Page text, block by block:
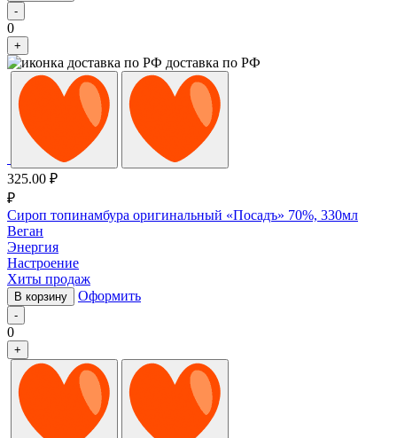
-
0
+
доставка по РФ
325.00 ₽
₽
Сироп топинамбура оригинальный «Посадъ» 70%, 330мл
Веган
Энергия
Настроение
Хиты продаж
В корзину Оформить
-
0
+